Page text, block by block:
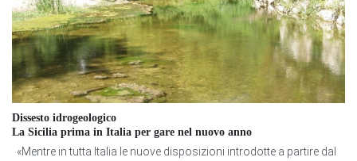
Dissesto idrogeologico
La Sicilia prima in Italia per gare nel nuovo anno
«Mentre in tutta Italia le nuove disposizioni introdotte a partire dal